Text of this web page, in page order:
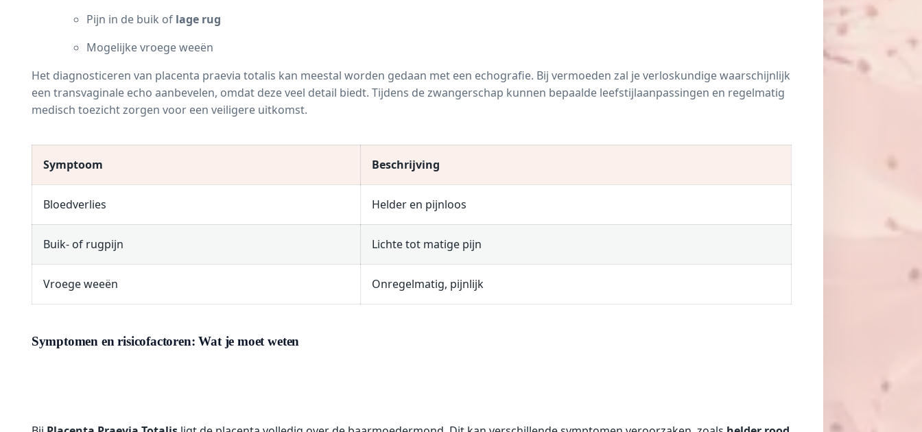
Pijn in de buik of lage rug
Mogelijke vroege weeën
Het diagnosticeren van placenta praevia totalis kan meestal worden gedaan met een echografie. Bij vermoeden zal je verloskundige waarschijnlijk
een transvaginale echo aanbevelen, omdat deze veel detail biedt. Tijdens de zwangerschap kunnen bepaalde leefstijlaanpassingen en regelmatig
medisch toezicht zorgen voor een veiligere uitkomst.
Symptoom Beschrijving
Bloedverlies Helder en pijnloos
Buik- of rugpijn Lichte tot matige pijn
Vroege weeën Onregelmatig, pijnlijk
Symptomen en risicofactoren: Wat je moet weten